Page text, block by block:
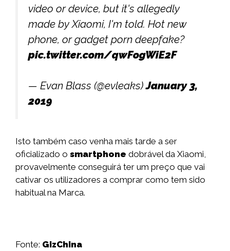
video or device, but it's allegedly
made by Xiaomi, I'm told. Hot new
phone, or gadget porn deepfake?
pic.twitter.com/qwFogWiE2F
— Evan Blass (@evleaks)January 3,
2019
Isto também caso venha mais tarde a ser
oficializado o smartphone dobrável da Xiaomi,
provavelmente conseguirá ter um preço que vai
cativar os utilizadores a comprar como tem sido
habitual na Marca.
Fonte: GizChina